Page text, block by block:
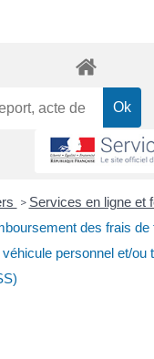
> Services en ligne et
des frais de
personnel et/ou